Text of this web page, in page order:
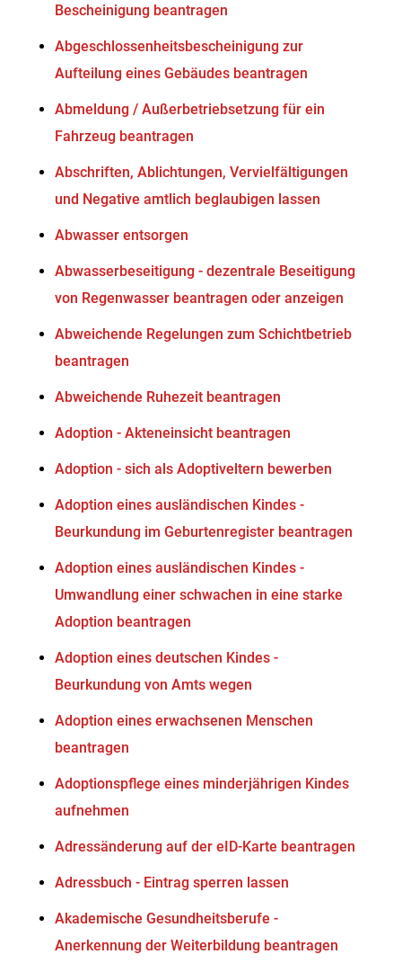
Bescheinigung beantragen
Abgeschlossenheitsbescheinigung zur
Aufteilung eines Gebäudes beantragen
Abmeldung / Außerbetriebsetzung für ein
Fahrzeug beantragen
Abschriften, Ablichtungen, Vervielfältigungen
und Negative amtlich beglaubigen lassen
Abwasser entsorgen
Abwasserbeseitigung - dezentrale Beseitigung
von Regenwasser beantragen oder anzeigen
Abweichende Regelungen zum Schichtbetrieb
beantragen
Abweichende Ruhezeit beantragen
Adoption - Akteneinsicht beantragen
Adoption - sich als Adoptiveltern bewerben
Adoption eines ausländischen Kindes -
Beurkundung im Geburtenregister beantragen
Adoption eines ausländischen Kindes -
Umwandlung einer schwachen in eine starke
Adoption beantragen
Adoption eines deutschen Kindes -
Beurkundung von Amts wegen
Adoption eines erwachsenen Menschen
beantragen
Adoptionspflege eines minderjährigen Kindes
aufnehmen
Adressänderung auf der eID-Karte beantragen
Adressbuch - Eintrag sperren lassen
Akademische Gesundheitsberufe -
Anerkennung der Weiterbildung beantragen